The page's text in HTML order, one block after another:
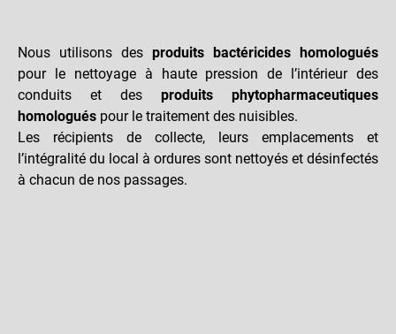
Nous utilisons des produits bactéricides homologués
pour le nettoyage à haute pression de l’intérieur des
conduits et des produits phytopharmaceutiques
homologués pour le traitement des nuisibles.
Les récipients de collecte, leurs emplacements et
l’intégralité du local à ordures sont nettoyés et désinfectés
à chacun de nos passages.